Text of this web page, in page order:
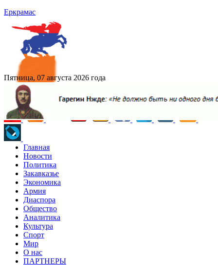
Еркрамас
Пятница, 07 августа 2026 года
Главная
Новости
Политика
Закавказье
Экономика
Армия
Диаспора
Общество
Аналитика
Культура
Спорт
Мир
О нас
ПАРТНЕРЫ